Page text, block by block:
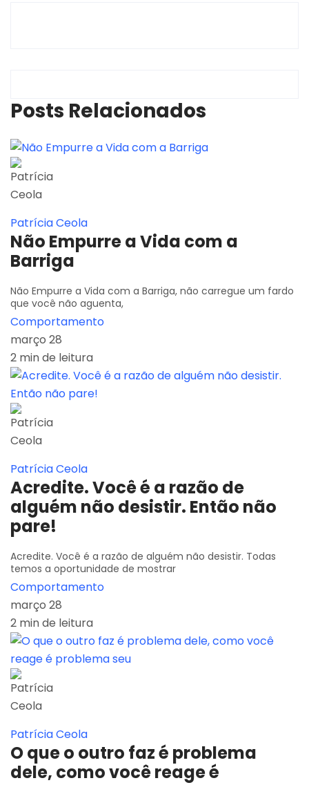
Posts Relacionados
Patrícia Ceola
Não Empurre a Vida com a
Barriga
Não Empurre a Vida com a Barriga, não carregue um fardo
que você não aguenta,
Comportamento
março 28
2 min de leitura
Patrícia Ceola
Acredite. Você é a razão de
alguém não desistir. Então não
pare!
Acredite. Você é a razão de alguém não desistir. Todas
temos a oportunidade de mostrar
Comportamento
março 28
2 min de leitura
Patrícia Ceola
O que o outro faz é problema
dele, como você reage é